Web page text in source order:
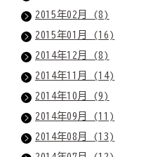
2015年02月 (8)
2015年01月 (16)
2014年12月 (8)
2014年11月 (14)
2014年10月 (9)
2014年09月 (11)
2014年08月 (13)